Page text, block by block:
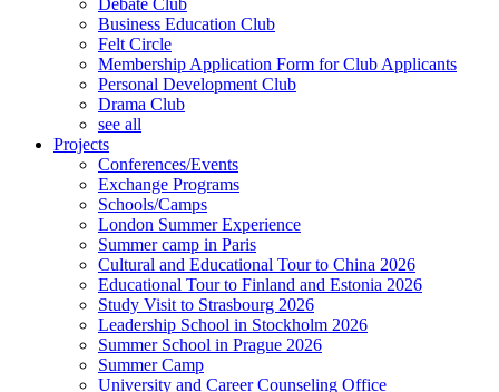
Debate Club
Business Education Club
Felt Circle
Membership Application Form for Club Applicants
Personal Development Club
Drama Club
see all
Projects
Conferences/Events
Exchange Programs
Schools/Camps
London Summer Experience
Summer camp in Paris
Cultural and Educational Tour to China 2026
Educational Tour to Finland and Estonia 2026
Study Visit to Strasbourg 2026
Leadership School in Stockholm 2026
Summer School in Prague 2026
Summer Camp
University and Career Counseling Office